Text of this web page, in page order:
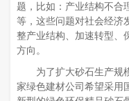
题，比如：产业结构不合
等，这些问题对社会经济
整产业结构、加速转型、
方向。
为了扩大砂石生产规
家绿色建材公司希望采用